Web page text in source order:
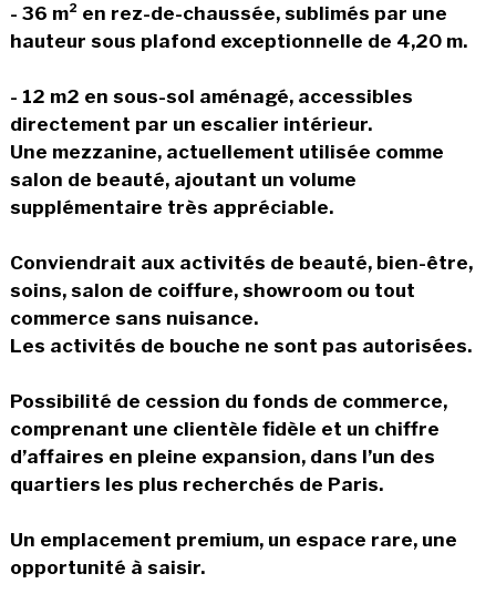
- 36 m² en rez-de-chaussée, sublimés par une
hauteur sous plafond exceptionnelle de 4,20 m.
- 12 m2 en sous-sol aménagé, accessibles
directement par un escalier intérieur.
Une mezzanine, actuellement utilisée comme
salon de beauté, ajoutant un volume
supplémentaire très appréciable.
Conviendrait aux activités de beauté, bien-être,
soins, salon de coiffure, showroom ou tout
commerce sans nuisance.
Les activités de bouche ne sont pas autorisées.
Possibilité de cession du fonds de commerce,
comprenant une clientèle fidèle et un chiffre
d’affaires en pleine expansion, dans l’un des
quartiers les plus recherchés de Paris.
Un emplacement premium, un espace rare, une
opportunité à saisir.